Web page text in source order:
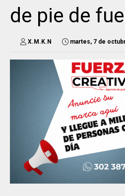
de pie de
X.M.K.N martes, 7 de